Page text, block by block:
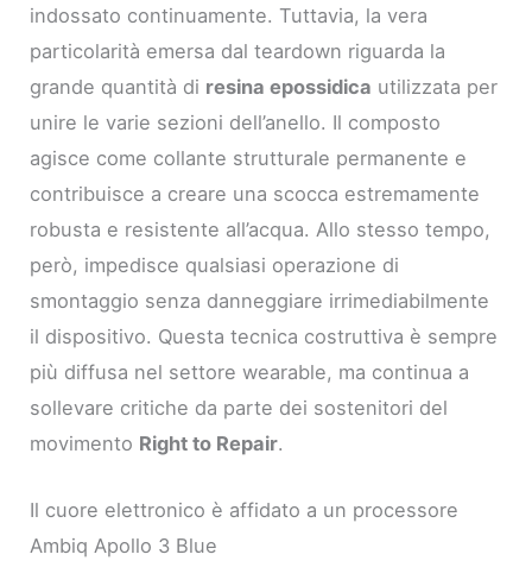
indossato continuamente. Tuttavia, la vera
particolarità emersa dal teardown riguarda la
grande quantità di resina epossidica utilizzata per
unire le varie sezioni dell’anello. Il composto
agisce come collante strutturale permanente e
contribuisce a creare una scocca estremamente
robusta e resistente all’acqua. Allo stesso tempo,
però, impedisce qualsiasi operazione di
smontaggio senza danneggiare irrimediabilmente
il dispositivo. Questa tecnica costruttiva è sempre
più diffusa nel settore wearable, ma continua a
sollevare critiche da parte dei sostenitori del
movimento Right to Repair.
Il cuore elettronico è affidato a un processore
Ambiq Apollo 3 Blue